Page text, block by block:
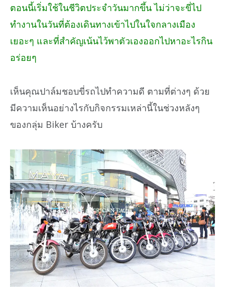
ตอนนี้เริ่มใช้ในชีวิตประจำวันมากขึ้น ไม่ว่าจะขี่ไป
ทำงานในวันที่ต้องเดินทางเข้าไปในใจกลางเมือง
เยอะๆ และที่สำคัญเน้นไว้พาตัวเองออกไปหาอะไรกิน
อร่อยๆ
เห็นคุณปาล์มชอบขี่รถไปทำความดี ตามที่ต่างๆ ด้วย
มีความเห็นอย่างไรกับกิจกรรมเหล่านี้ในช่วงหลังๆ
ของกลุ่ม Biker บ้างครับ